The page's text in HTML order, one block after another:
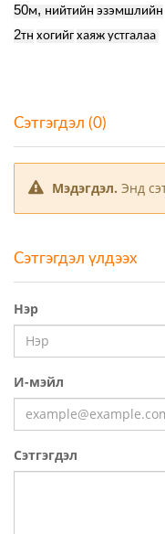
50м, нийтийн эзэмшлийн
2тн хогийг хаяж устгалаа
Сэтгэгдэл (0)
Мэдэгдэл. Энд
Сэтгэгдэл үлдээх
Нэр
И-мэйл
Сэтгэгдэл